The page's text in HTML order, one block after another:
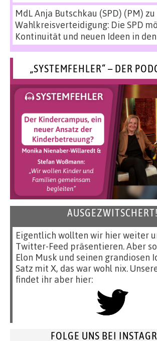
MdL Anja Butschkau (SPD) (PM) zu
Wahlkreisverteidigung: Die SPD
Kontinuität und neuen Ideen in
„SYSTEMFEHLER“ – DER
AUSGEZWITSCHERT!
Eigentlich wollten wir hier weiter
Twitter-Feed präsentieren. Aber
Elon Musk und seinen grandiosen
Satz mit X, das war wohl nix.
findet ihr aber hier:
FOLGE UNS BEI